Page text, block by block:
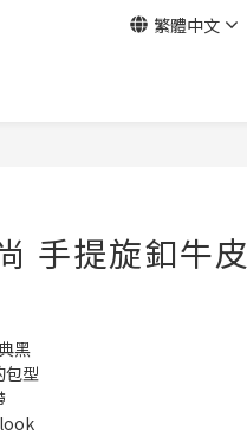
繁體中文
手提旋釦牛皮
黑
包型